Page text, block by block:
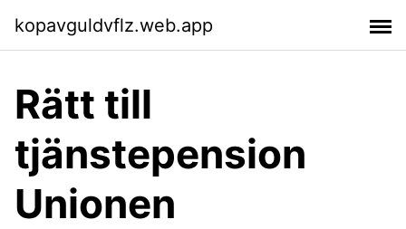
kopavguldvflz.web.app
Rätt till
tjänstepension
Unionen